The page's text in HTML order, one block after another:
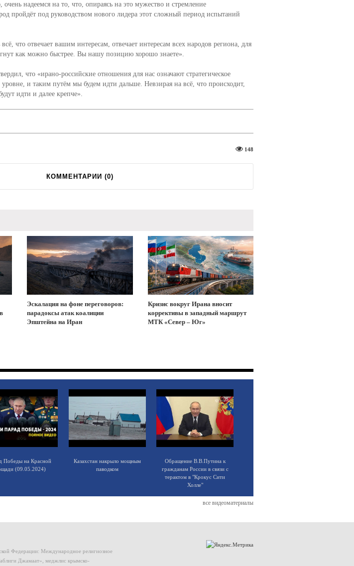
надеемся на то, что, опираясь на это мужество и стремление
пройдёт под руководством нового лидера этот сложный период испытаний
что отвечает вашим интересам, отвечает интересам всех народов региона, для
как можно быстрее. Вы нашу позицию хорошо знаете».
что «ирано-российские отношения для нас означают стратегическое
и таким путём мы будем идти дальше. Невзирая на всё, что происходит,
идти и далее крепче».
148
КОММЕНТАРИИ (0)
Эскалация на фоне переговоров:
парадоксы атак коалиции
Эпштейна на Иран
Кризис вокруг Ирана вносит
коррективы в западный маршрут
МТК «Север – Юг»
Победы на Красной
(09.05.2024)
Казахстан накрыло мощным
паводком
Обращение В.В.Путина к
гражданам России в связи с
терактом в "Крокус Сити
Холле"
все видеоматериалы
Федерации: Международное религиозное
Джамаат», меджлис крымско-